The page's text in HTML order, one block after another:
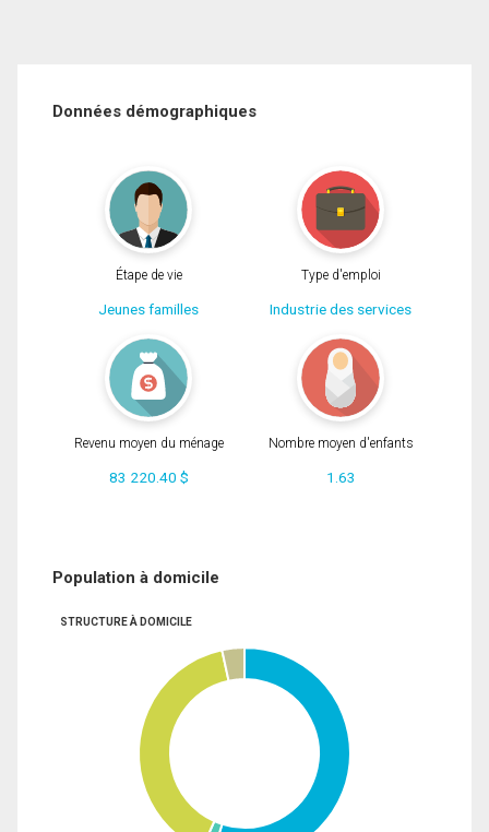
Données démographiques
Étape de vie
Jeunes familles
Type d'emploi
Industrie des services
Revenu moyen du ménage
83 220.40 $
Nombre moyen d'enfants
1.63
Population à domicile
STRUCTURE À DOMICILE